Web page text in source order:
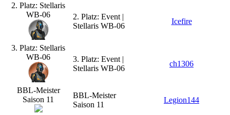
2. Platz: Stellaris
WB-06
2. Platz: Event |
Stellaris WB-06
Icefire
3. Platz: Stellaris
WB-06
3. Platz: Event |
Stellaris WB-06
ch1306
BBL-Meister
Saison 11
BBL-Meister
Saison 11
Legion144